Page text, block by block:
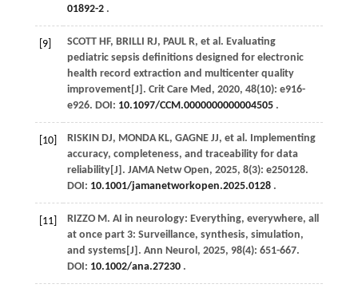
01892-2.
[9] SCOTT HF, BRILLI RJ, PAUL R, et al . Evaluating
pediatric sepsis definitions designed for electronic
health record extraction and multicenter quality
improvement[J]. Crit Care Med , 2020, 48(10): e916-
e926. DOI: 10.1097/CCM.0000000000004505.
[10] RISKIN DJ, MONDA KL, GAGNE JJ, et al . Implementing
accuracy, completeness, and traceability for data
reliability[J]. JAMA Netw Open, 2025, 8(3): e250128.
DOI: 10.1001/jamanetworkopen.2025.0128.
[11] RIZZO M . AI in neurology: Everything, everywhere, all
at once part 3: Surveillance, synthesis, simulation,
and systems[J]. Ann Neurol , 2025, 98(4): 651-667.
DOI: 10.1002/ana.27230.